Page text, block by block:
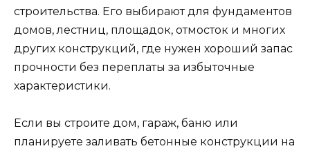
строительства. Его выбирают для фундаментов
домов, лестниц, площадок, отмосток и многих
других конструкций, где нужен хороший запас
прочности без переплаты за избыточные
характеристики.
Если вы строите дом, гараж, баню или
планируете заливать бетонные конструкции на